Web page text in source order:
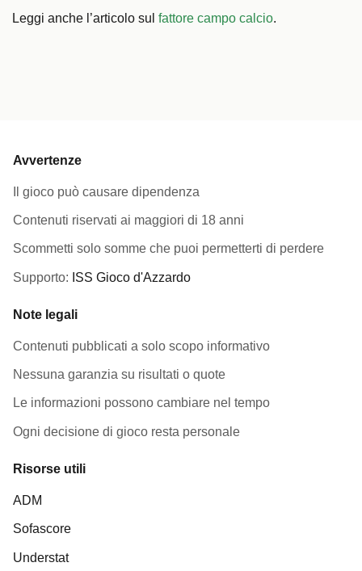
Leggi anche l’articolo sul fattore campo calcio.
Avvertenze
Il gioco può causare dipendenza
Contenuti riservati ai maggiori di 18 anni
Scommetti solo somme che puoi permetterti di perdere
Supporto: ISS Gioco d'Azzardo
Note legali
Contenuti pubblicati a solo scopo informativo
Nessuna garanzia su risultati o quote
Le informazioni possono cambiare nel tempo
Ogni decisione di gioco resta personale
Risorse utili
ADM
Sofascore
Understat